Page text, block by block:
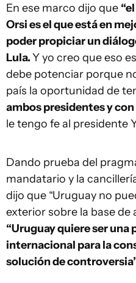
En ese marco dijo que
Orsi es el que está en
poder propiciar un
Lula.Y yo creo que eso
debe potenciar porque
país la oportunidad de
ambos presidentes y
le tengo fe al presidente
Dando prueba del
mandatario y la
dijo que “Uruguay no
exterior sobre la base de
“Uruguay quiere ser
internacional para la
solución de